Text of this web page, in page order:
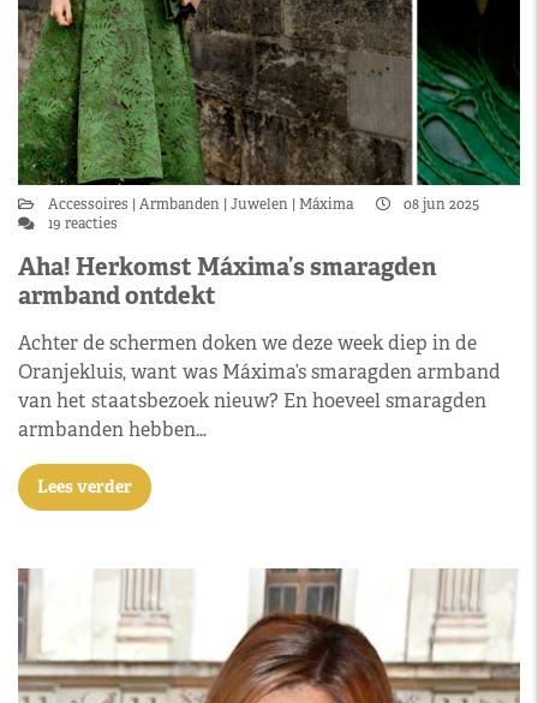
Accessoires Armbanden Juwelen Máxima
08 jun 2025
19 reacties
Aha! Herkomst Máxima’s smaragden
armband ontdekt
Achter de schermen doken we deze week diep in de
Oranjekluis, want was Máxima’s smaragden armband
van het staatsbezoek nieuw? En hoeveel smaragden
armbanden hebben…
Lees verder